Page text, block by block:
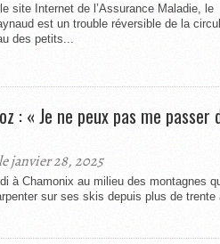
site Internet de l’Assurance Maladie, le
est un trouble réversible de la
des petits...
: « Je ne peux pas me passer
janvier 28, 2025
à Chamonix au milieu des montagnes
sur ses skis depuis plus de trente